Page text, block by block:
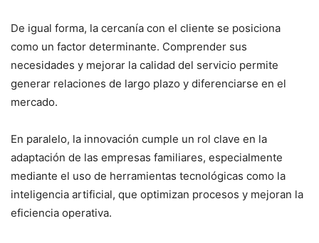
De igual forma, la cercanía con el cliente se posiciona
como un factor determinante. Comprender sus
necesidades y mejorar la calidad del servicio permite
generar relaciones de largo plazo y diferenciarse en el
mercado.
En paralelo, la innovación cumple un rol clave en la
adaptación de las empresas familiares, especialmente
mediante el uso de herramientas tecnológicas como la
inteligencia artificial, que optimizan procesos y mejoran la
eficiencia operativa.